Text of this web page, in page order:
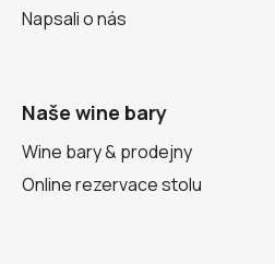
Napsali o nás
Naše wine bary
Wine bary & prodejny
Online rezervace stolu